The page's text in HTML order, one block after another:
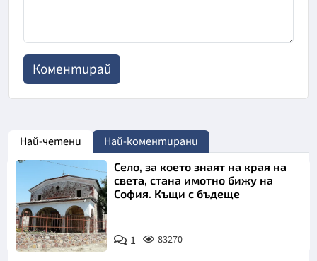
Най-четени Най-коментирани
Село, за което знаят на края на
света, стана имотно бижу на
София. Къщи с бъдеще
1 83270